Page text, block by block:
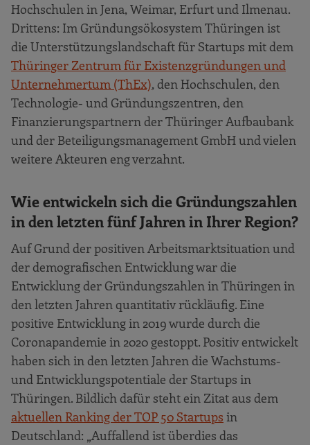
Hochschulen in Jena, Weimar, Erfurt und Ilmenau.
Drittens: Im Gründungsökosystem Thüringen ist
die Unterstützungslandschaft für Startups mit dem
Thüringer Zentrum für Existenzgründungen und
Unternehmertum (ThEx), den Hochschulen, den
Technologie- und Gründungszentren, den
Finanzierungspartnern der Thüringer Aufbaubank
und der Beteiligungsmanagement GmbH und vielen
weitere Akteuren eng verzahnt.
Wie entwickeln sich die Gründungszahlen
in den letzten fünf Jahren in Ihrer Region?
Auf Grund der positiven Arbeitsmarktsituation und
der demografischen Entwicklung war die
Entwicklung der Gründungszahlen in Thüringen in
den letzten Jahren quantitativ rückläufig. Eine
positive Entwicklung in 2019 wurde durch die
Coronapandemie in 2020 gestoppt. Positiv entwickelt
haben sich in den letzten Jahren die Wachstums-
und Entwicklungspotentiale der Startups in
Thüringen. Bildlich dafür steht ein Zitat aus dem
aktuellen Ranking der TOP 50 Startups in
Deutschland: „Auffallend ist überdies das